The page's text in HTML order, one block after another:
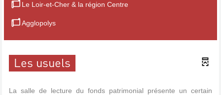
Le Loir-et-Cher & la région Centre
Agglopolys
Les usuels
La salle de lecture du fonds patrimonial présente un certain